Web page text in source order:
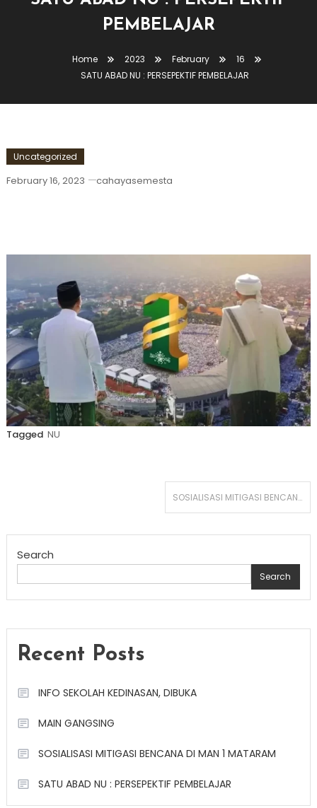
PEMBELAJAR
Home 2023 February
16
SATU ABAD NU : PERSEPEKTIF PEMBELAJAR
Uncategorized
February 16, 2023 cahayasemesta
Tagged NU
SOSIALISASI MITIGASI BENCANA DI MAN 1 MATARAM
Search
Search
Recent Posts
INFO SEKOLAH KEDINASAN, DIBUKA
MAIN GANGSING
SOSIALISASI MITIGASI BENCANA DI MAN 1 MATARAM
SATU ABAD NU : PERSEPEKTIF PEMBELAJAR